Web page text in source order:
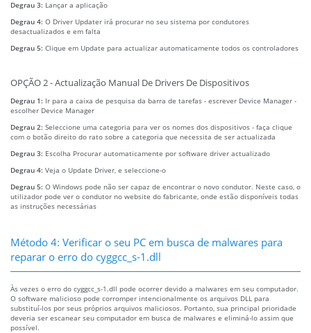
Degrau 3: Lançar a aplicação
Degrau 4: O Driver Updater irá procurar no seu sistema por condutores
desactualizados e em falta
Degrau 5: Clique em Update para actualizar automaticamente todos os controladores
OPÇÃO 2 - Actualização Manual De Drivers De Dispositivos
Degrau 1: Ir para a caixa de pesquisa da barra de tarefas - escrever Device Manager -
escolher Device Manager
Degrau 2: Seleccione uma categoria para ver os nomes dos dispositivos - faça clique
com o botão direito do rato sobre a categoria que necessita de ser actualizada
Degrau 3: Escolha Procurar automaticamente por software driver actualizado
Degrau 4: Veja o Update Driver, e seleccione-o
Degrau 5: O Windows pode não ser capaz de encontrar o novo condutor. Neste caso, o
utilizador pode ver o condutor no website do fabricante, onde estão disponíveis todas
as instruções necessárias
Método 4: Verificar o seu PC em busca de malwares para
reparar o erro do cyggcc_s-1.dll
Às vezes o erro do cyggcc_s-1.dll pode ocorrer devido a malwares em seu computador.
O software malicioso pode corromper intencionalmente os arquivos DLL para
substituí-los por seus próprios arquivos maliciosos. Portanto, sua principal prioridade
deveria ser escanear seu computador em busca de malwares e eliminá-lo assim que
possível.